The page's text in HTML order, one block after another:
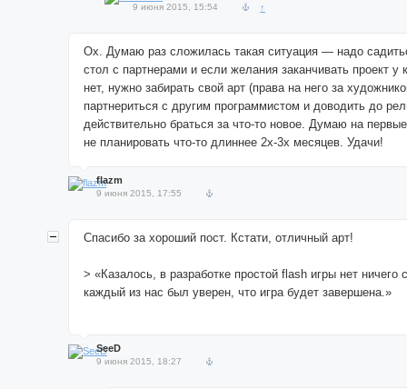
9 июня 2015, 15:54 ↑
Ох. Думаю раз сложилась такая ситуация — надо
стол с партнерами и если желания заканчивать проект у
нет, нужно забирать свой арт (права на него за
партнериться с другим программистом и доводить до
действительно браться за что-то новое. Думаю на
не планировать что-то длиннее 2х-3х месяцев. Удачи!
flazm
9 июня 2015, 17:55
Спасибо за хороший пост. Кстати, отличный арт!
> «Казалось, в разработке простой flash игры нет
каждый из нас был уверен, что игра будет завершена.»
SeeD
9 июня 2015, 18:27